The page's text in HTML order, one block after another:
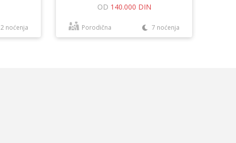
2 noćenja
OD 140.000 DIN
Porodična 7 noćenja